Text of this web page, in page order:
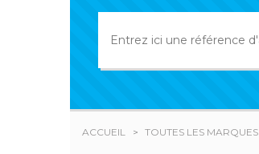
ACCUEIL TOUTES LES MARQUES